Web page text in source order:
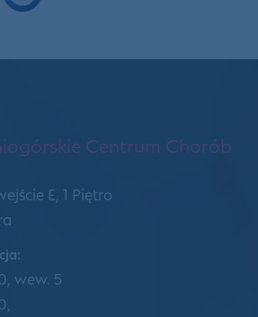
Centrum Chorób
E, 1 Piętro
wew. 5